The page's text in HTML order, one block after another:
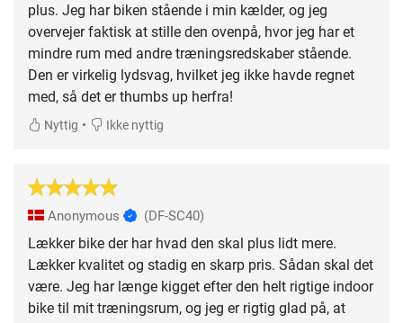
plus. Jeg har biken stående i min kælder, og jeg
overvejer faktisk at stille den ovenpå, hvor jeg har et
mindre rum med andre træningsredskaber stående.
Den er virkelig lydsvag, hvilket jeg ikke havde regnet
med, så det er thumbs up herfra!
Nyttig • Ikke nyttig
Anonymous (DF-SC40)
Lækker bike der har hvad den skal plus lidt mere.
Lækker kvalitet og stadig en skarp pris. Sådan skal det
være. Jeg har længe kigget efter den helt rigtige indoor
bike til mit træningsrum, og jeg er rigtig glad på, at